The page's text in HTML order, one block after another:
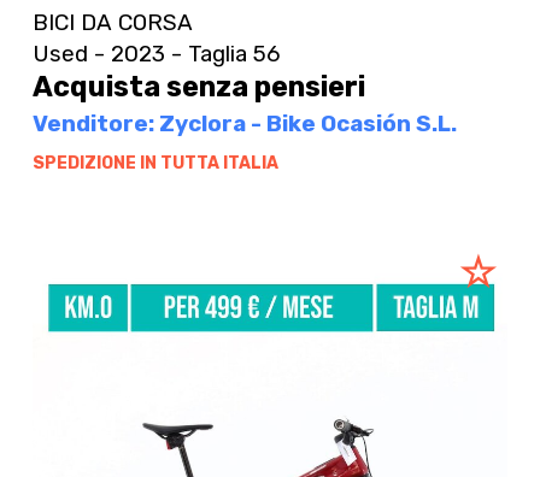
BICI DA CORSA
Used - 2023 - Taglia 56
Acquista senza pensieri
Venditore: Zyclora - Bike Ocasión S.L.
SPEDIZIONE IN TUTTA ITALIA